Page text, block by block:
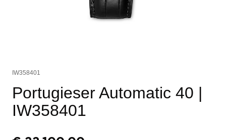
IW358401
Portugieser Automatic 40 |
IW358401